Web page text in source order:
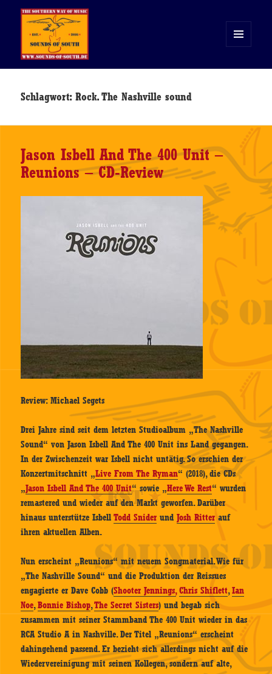
WIDGETS
Schlagwort:Rock. The Nashville sound
Jason Isbell And The 400 Unit –
Reunions – CD-Review
Review: Michael Segets
Drei Jahre sind seit dem letzten Studioalbum „The Nashville
Sound“ von Jason Isbell And The 400 Unit ins Land gegangen.
In der Zwischenzeit war Isbell nicht untätig. So erschien der
Konzertmitschnitt „Live From The Ryman“ (2018), die CDs
„Jason Isbell And The 400 Unit“ sowie „Here We Rest“ wurden
remastered und wieder auf den Markt geworfen. Darüber
hinaus unterstütze IsbellTodd Snider undJosh Ritter auf
ihren aktuellen Alben.
Nun erscheint „Reunions“ mit neuem Songmaterial. Wie für
„The Nashville Sound“ und die Produktion der Reissues
engagierte er Dave Cobb (Shooter Jennings, Chris Shiflett,Ian
Noe,Bonnie Bishop,The Secret Sisters) und begab sich
zusammen mit seiner Stammband The 400 Unit wieder in das
RCA Studio A in Nashville. Der Titel „Reunions“ erscheint
dahingehend passend. Er bezieht sich allerdings nicht auf die
Wiedervereinigung mit seinen Kollegen, sondern auf alte,